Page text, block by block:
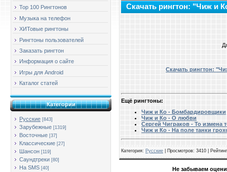
Top 100 Рингтонов
Музыка на телефон
ХИТовые рингтоны
Рингтоны пользователей
Заказать рингтон
Информация о сайте
Игры для Android
Каталог статей
Категории
Русские [843]
Зарубежные [1319]
Восточные [37]
Классические [27]
Шансон [119]
Саундтреки [80]
На SMS [40]
Скачать рингтон: "Чиж и
Скачать рингтон:
Ещё рингтоны:
Чиж и Ко - Бомбардировщики
Чиж и Ко - О любви
Сергей Чиграков - То измена
Чиж и Ко - На поле танки
Категория: Русские Просмотров: 3410 | Рейтинг
Не забываем